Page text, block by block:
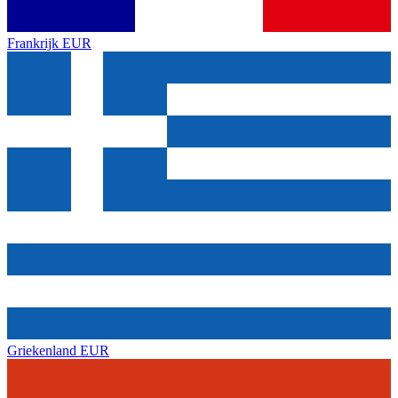
Frankrijk EUR
Griekenland EUR